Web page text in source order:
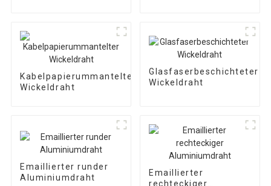
Kabelpapierummantelter
Wickeldraht
Glasfaserbeschichteter
Wickeldraht
Emaillierter runder
Aluminiumdraht
Emaillierter
rechteckiger